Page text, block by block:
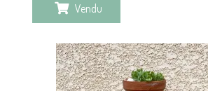
Vendu